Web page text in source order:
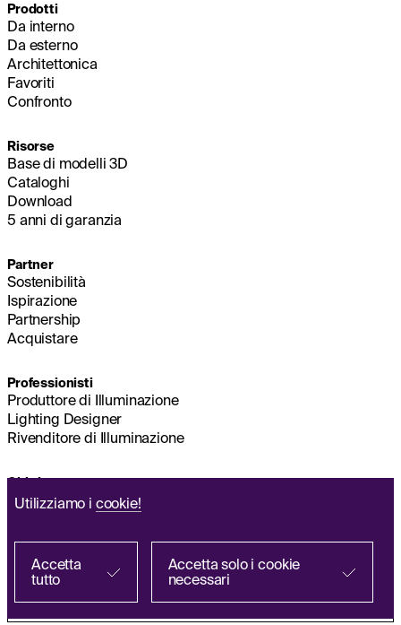
Trova da partner
Utilizziamo i cookie!
Accetta
tutto
Accetta solo i cookie
necessari
Prodotti
Da interno
Da esterno
Architettonica
Favoriti
Confronto
Risorse
Base di modelli 3D
Cataloghi
Download
5 anni di garanzia
Partner
Sostenibilità
Ispirazione
Partnership
Acquistare
Professionisti
Produttore di Illuminazione
Lighting Designer
Rivenditore di Illuminazione
Chi siamo
Sostenibilità
Q&A
Informativa sul trattamento dei dati personali
Termini e condizioni